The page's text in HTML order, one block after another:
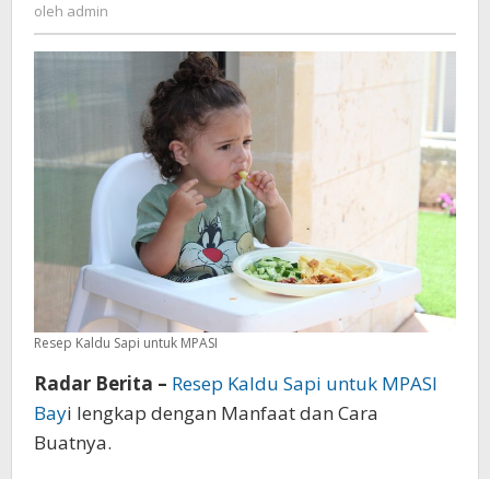
oleh admin
Resep Kaldu Sapi untuk MPASI
Radar Berita – Resep Kaldu Sapi untuk MPASI
Bayi lengkap dengan Manfaat dan Cara
Buatnya.